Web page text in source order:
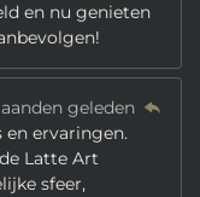
en nu genieten
geleden
ervaringen.
Latte Art
sfeer,